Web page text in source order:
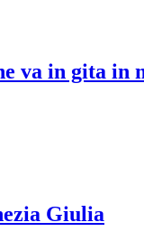
va in gita in
Giulia